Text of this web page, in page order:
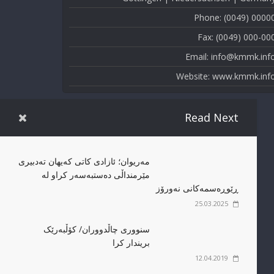
Phone: (0049)
Fax: (0049) 000-
Email:
Website:
Read Next
مەریوان؛ ئازادی کاتی کەیهان تەدبیری
مێرمنداڵی دەستبەسەر کراو لە
ڕێوڕەسمەکانی نەورۆز
25.03.2025
سنووری چاڵدووران/ کۆڵبەرێک
بریندار کرا
12.04.2019